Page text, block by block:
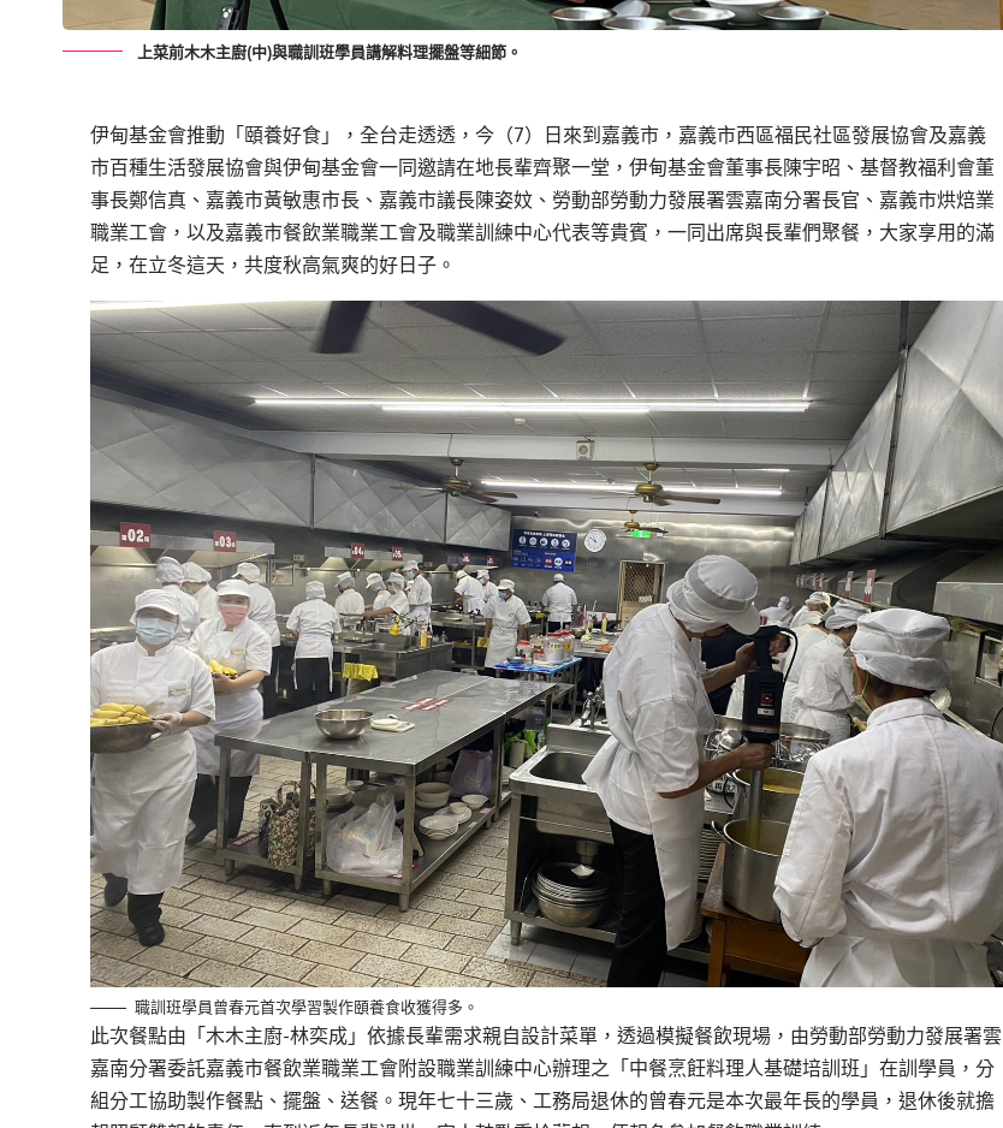
上菜前木木主廚(中)與職訓班學員講解料理擺盤等細節。
伊甸基金會推動「頤養好食」，全台走透透，今（7）日來到嘉義市，嘉義市西區福民社區發展協會及嘉義
市百種生活發展協會與伊甸基金會一同邀請在地長輩齊聚一堂，伊甸基金會董事長陳宇昭、基督教福利會董
事長鄭信真、嘉義市黃敏惠市長、嘉義市議長陳姿妏、勞動部勞動力發展署雲嘉南分署長官、嘉義市烘焙業
職業工會，以及嘉義市餐飲業職業工會及職業訓練中心代表等貴賓，一同出席與長輩們聚餐，大家享用的滿
足，在立冬這天，共度秋高氣爽的好日子。
職訓班學員曾春元首次學習製作頤養食收獲得多。
此次餐點由「木木主廚-林奕成」依據長輩需求親自設計菜單，透過模擬餐飲現場，由勞動部勞動力發展署雲
嘉南分署委託嘉義市餐飲業職業工會附設職業訓練中心辦理之「中餐烹飪料理人基礎培訓班」在訓學員，分
組分工協助製作餐點、擺盤、送餐。現年七十三歲、工務局退休的曾春元是本次最年長的學員，退休後就擔